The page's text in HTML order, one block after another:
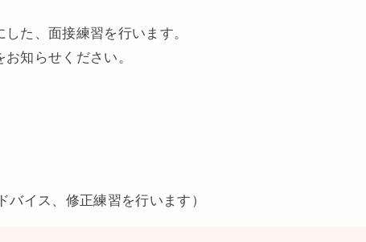
た、面接練習を行います。
知らせください。
バイス、修正練習を行います）